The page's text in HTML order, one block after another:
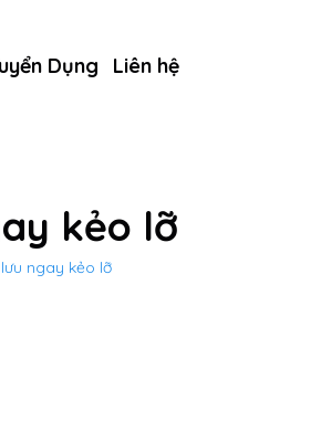
Dụng Liên hệ
kẻo lỡ
ngay kẻo lỡ